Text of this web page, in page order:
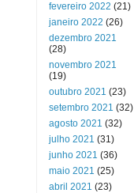
fevereiro 2022 (21)
janeiro 2022 (26)
dezembro 2021
(28)
novembro 2021
(19)
outubro 2021 (23)
setembro 2021 (32)
agosto 2021 (32)
julho 2021 (31)
junho 2021 (36)
maio 2021 (25)
abril 2021 (23)